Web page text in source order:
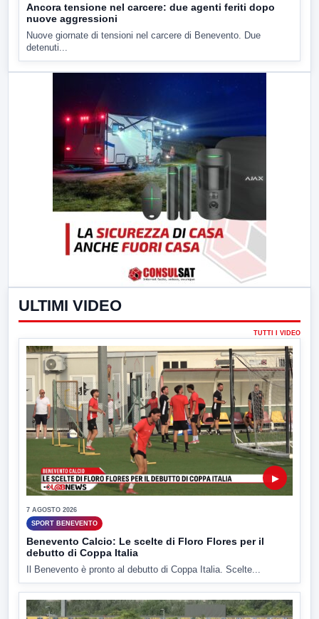
Ancora tensione nel carcere: due agenti feriti dopo
nuove aggressioni
Nuove giornate di tensioni nel carcere di Benevento. Due
detenuti...
ULTIMI VIDEO
TUTTI I VIDEO
▶
7 AGOSTO 2026
SPORT BENEVENTO
Benevento Calcio: Le scelte di Floro Flores per il
debutto di Coppa Italia
Il Benevento è pronto al debutto di Coppa Italia. Scelte...